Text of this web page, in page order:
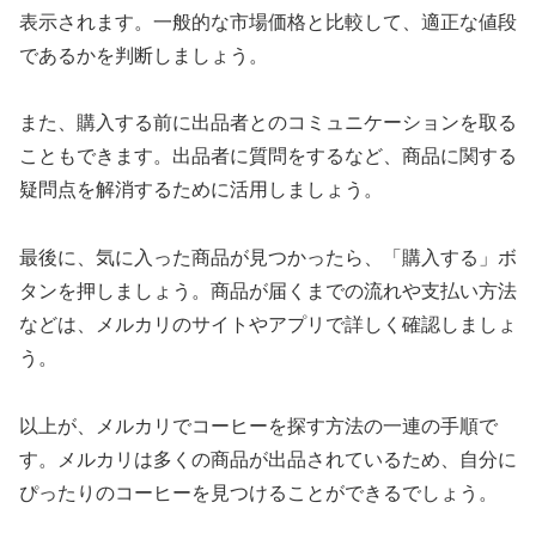
表示されます。一般的な市場価格と比較して、適正な値段
であるかを判断しましょう。
また、購入する前に出品者とのコミュニケーションを取る
こともできます。出品者に質問をするなど、商品に関する
疑問点を解消するために活用しましょう。
最後に、気に入った商品が見つかったら、「購入する」ボ
タンを押しましょう。商品が届くまでの流れや支払い方法
などは、メルカリのサイトやアプリで詳しく確認しましょ
う。
以上が、メルカリでコーヒーを探す方法の一連の手順で
す。メルカリは多くの商品が出品されているため、自分に
ぴったりのコーヒーを見つけることができるでしょう。